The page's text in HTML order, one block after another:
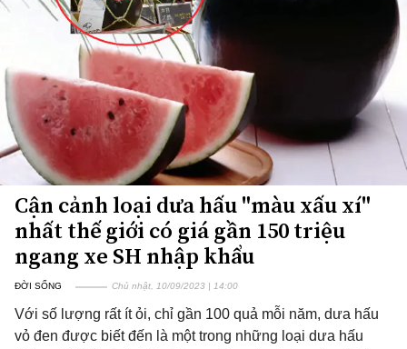
Cận cảnh loại dưa hấu "màu xấu xí"
nhất thế giới có giá gần 150 triệu
ngang xe SH nhập khẩu
ĐỜI SỐNG Chủ nhật, 10/09/2023 | 14:00
Với số lượng rất ít ỏi, chỉ gần 100 quả mỗi năm, dưa hấu
vỏ đen được biết đến là một trong những loại dưa hấu